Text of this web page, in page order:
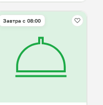
Завтра c 08:00